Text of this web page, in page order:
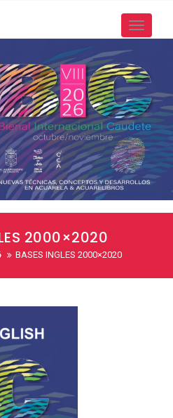
Toggle
2000×2020
BASES INGLES 2000×2020